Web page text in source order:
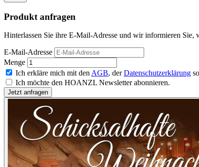
Produkt anfragen
Hinterlassen Sie ihre E-Mail-Adresse und wir informieren Sie,
E-Mail-Adresse
Menge
Ich erkläre mich mit den AGB, derDatenschutzerklärung
Ich möchte den HOANZL Newsletter abonnieren.